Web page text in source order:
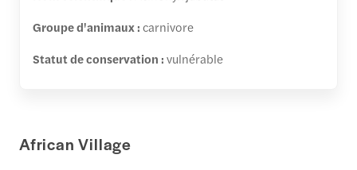
Groupe d'animaux :carnivore
Statut de conservation :vulnérable
African Village